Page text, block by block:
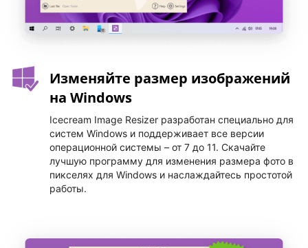
Изменяйте размер изображений
на Windows
Icecream Image Resizer разработан специально для
систем Windows и поддерживает все версии
операционной системы – от 7 до 11. Скачайте
лучшую программу для изменения размера фото в
пикселях для Windows и наслаждайтесь простотой
работы.